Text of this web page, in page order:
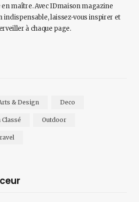
maître. Avec IDmaison magazine
indispensable, laissez-vous inspirer et
à chaque page.
& Design Deco
Outdoor